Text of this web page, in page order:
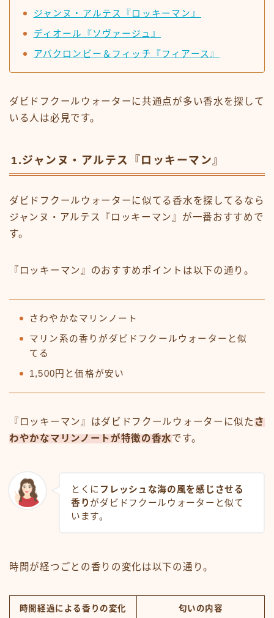
ジャンヌ・アルテス『ロッキーマン』
ディオール『ソヴァージュ』
アバクロンビー＆フィッチ『フィアース』
ダビドフクールウォーターに共通点が多い香水を探して
いる人は必見です。
1.ジャンヌ・アルテス『ロッキーマン』
ダビドフクールウォーターに似てる香水を探してるなら
ジャンヌ・アルテス『ロッキーマン』が一番おすすめで
す。
『ロッキーマン』のおすすめポイントは以下の通り。
さわやかなマリンノート
マリン系の香りがダビドフクールウォーターと似
てる
1,500円と価格が安い
『ロッキーマン』はダビドフクールウォーターに似た さ
わやかなマリンノートが特徴の香水です。
とくに フレッシュな海の風を感じさせる
香り がダビドフクールウォーターと似て
います。
時間が経つごとの香りの変化は以下の通り。
時間経過による香りの変化 匂いの内容